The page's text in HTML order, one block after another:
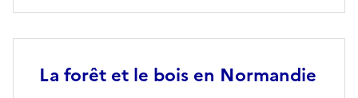
La forêt et le bois en Normandie